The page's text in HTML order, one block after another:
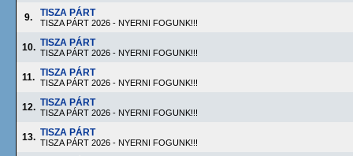
9. TISZA PÁRT
TISZA PÁRT 2026 - NYERNI FOGUNK!!!
10. TISZA PÁRT
TISZA PÁRT 2026 - NYERNI FOGUNK!!!
11. TISZA PÁRT
TISZA PÁRT 2026 - NYERNI FOGUNK!!!
12. TISZA PÁRT
TISZA PÁRT 2026 - NYERNI FOGUNK!!!
13. TISZA PÁRT
TISZA PÁRT 2026 - NYERNI FOGUNK!!!